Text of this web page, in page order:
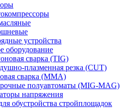
устройства
оборудование
сварка (TIG)
плазменная резка (CUT)
сварка (ММА)
полуавтоматы (MIG-MAG)
напряжения
обустройства стройплощадок